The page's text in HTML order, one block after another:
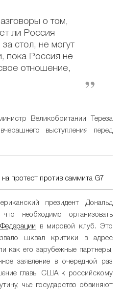
о том,
ли Россия
за стол, не могут
пока Россия не
отношение,
Великобритании Тереза
выступления перед
протест против саммита G7
президент Дональд
необходимо организовать
в мировой клуб. Это
шквал критики в адрес
как его зарубежные партнеры,
заявление в очередной раз
главы США к российскому
чье государство обвиняют